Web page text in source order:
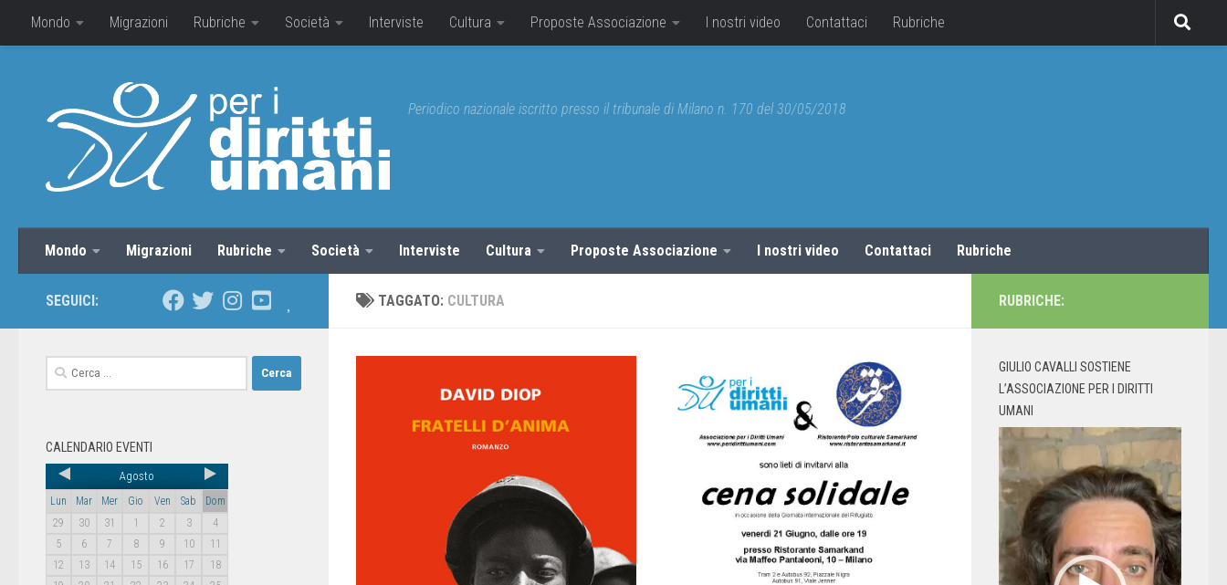
Mondo Migrazioni Rubriche Società Interviste Cultura Proposte Associazione I nostri video Contattaci Rubriche
Periodico nazionale iscritto presso il tribunale di Milano n. 170 del 30/05/2018
Mondo Migrazioni Rubriche Società Interviste Cultura Proposte Associazione I nostri video Contattaci Rubriche
TAGGATO: CULTURA
SEGUICI:
CALENDARIO EVENTI
Agosto
Lun Mar Mer Gio Ven Sab
Dom
29
30 31 1 2 3
4
5
6 7 8 9 10
11
12
13 14 15 16 17
18
RUBRICHE:
GIULIO CAVALLI SOSTIENE
L’ASSOCIAZIONE PER I DIRITTI
UMANI
Video
Player